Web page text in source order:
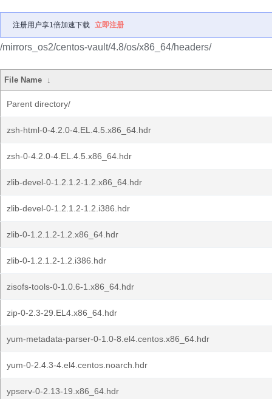
注册用户享1倍加速下载 立即注册
/mirrors_os2/centos-vault/4.8/os/x86_64/headers/
File Name ↓
Parent directory/
zsh-html-0-4.2.0-4.EL.4.5.x86_64.hdr
zsh-0-4.2.0-4.EL.4.5.x86_64.hdr
zlib-devel-0-1.2.1.2-1.2.x86_64.hdr
zlib-devel-0-1.2.1.2-1.2.i386.hdr
zlib-0-1.2.1.2-1.2.x86_64.hdr
zlib-0-1.2.1.2-1.2.i386.hdr
zisofs-tools-0-1.0.6-1.x86_64.hdr
zip-0-2.3-29.EL4.x86_64.hdr
yum-metadata-parser-0-1.0-8.el4.centos.x86_64.hdr
yum-0-2.4.3-4.el4.centos.noarch.hdr
ypserv-0-2.13-19.x86_64.hdr